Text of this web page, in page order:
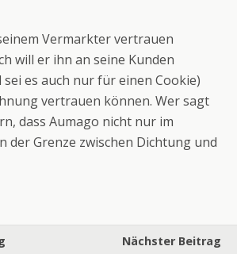
Vermarkter vertrauen
will er ihn an seine Kunden
es auch nur für einen Cookie)
vertrauen können. Wer sagt
dass Aumago nicht nur im
der Grenze zwischen Dichtung und
Nächster Beitrag